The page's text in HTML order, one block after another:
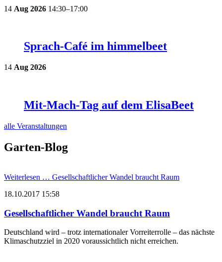
14 Aug 2026 14:30–17:00
Sprach-Café im himmelbeet
14 Aug 2026
Mit-Mach-Tag auf dem ElisaBeet
alle Veranstaltungen
Garten-Blog
Weiterlesen … Gesellschaftlicher Wandel braucht Raum
18.10.2017 15:58
Gesellschaftlicher Wandel braucht Raum
Deutschland wird – trotz internationaler Vorreiterrolle – das nächste
Klimaschutzziel in 2020 voraussichtlich nicht erreichen.